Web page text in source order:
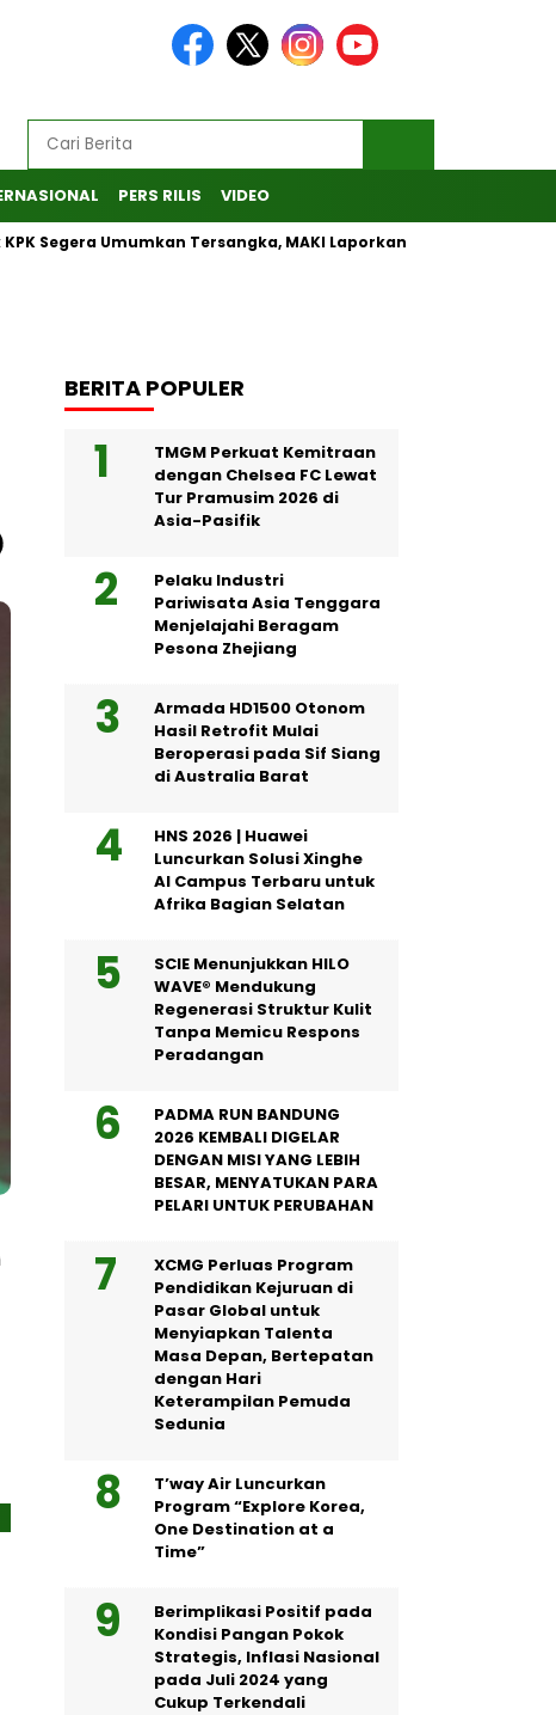
PERS RILIS VIDEO
Umumkan Tersangka, MAKI Laporkan Penanganan Kasus CSR
BERITA POPULER
TMGM Perkuat Kemitraan
dengan Chelsea FC Lewat
Tur Pramusim 2026 di
Asia-Pasifik
Pelaku Industri
Pariwisata Asia Tenggara
Menjelajahi Beragam
Pesona Zhejiang
Armada HD1500 Otonom
Hasil Retrofit Mulai
Beroperasi pada Sif Siang
di Australia Barat
HNS 2026 | Huawei
Luncurkan Solusi Xinghe
AI Campus Terbaru untuk
Afrika Bagian Selatan
SCIE Menunjukkan HILO
WAVE® Mendukung
Regenerasi Struktur Kulit
Tanpa Memicu Respons
Peradangan
PADMA RUN BANDUNG
2026 KEMBALI DIGELAR
DENGAN MISI YANG LEBIH
BESAR, MENYATUKAN PARA
PELARI UNTUK PERUBAHAN
XCMG Perluas Program
Pendidikan Kejuruan di
Pasar Global untuk
Menyiapkan Talenta
Masa Depan, Bertepatan
dengan Hari
Keterampilan Pemuda
Sedunia
T’way Air Luncurkan
Program “Explore Korea,
One Destination at a
Time”
Berimplikasi Positif pada
Kondisi Pangan Pokok
Strategis, Inflasi Nasional
pada Juli 2024 yang
Cukup Terkendali